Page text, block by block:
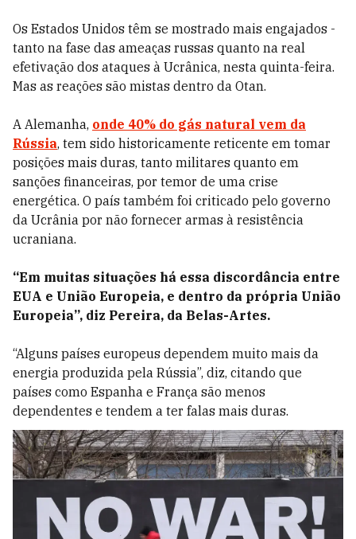
Os Estados Unidos têm se mostrado mais engajados -
tanto na fase das ameaças russas quanto na real
efetivação dos ataques à Ucrânica, nesta quinta-feira.
Mas as reações são mistas dentro da Otan.
A Alemanha, onde 40% do gás natural vem da
Rússia, tem sido historicamente reticente em tomar
posições mais duras, tanto militares quanto em
sanções financeiras, por temor de uma crise
energética. O país também foi criticado pelo governo
da Ucrânia por não fornecer armas à resistência
ucraniana.
“Em muitas situações há essa discordância entre
EUA e União Europeia, e dentro da própria União
Europeia”, diz Pereira, da Belas-Artes.
“Alguns países europeus dependem muito mais da
energia produzida pela Rússia”, diz, citando que
países como Espanha e França são menos
dependentes e tendem a ter falas mais duras.